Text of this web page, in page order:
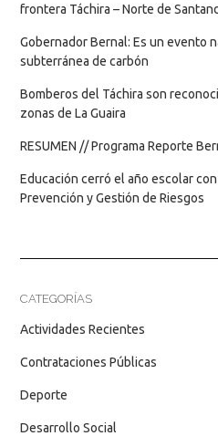
frontera Táchira – Norte de
Gobernador Bernal: Es un evento
subterránea de carbón
Bomberos del Táchira son
zonas de La Guaira
RESUMEN // Programa Reporte
Educación cerró el año escolar
Prevención y Gestión de Riesgos
CATEGORÍAS
Actividades Recientes
Contrataciones Públicas
Deporte
Desarrollo Social